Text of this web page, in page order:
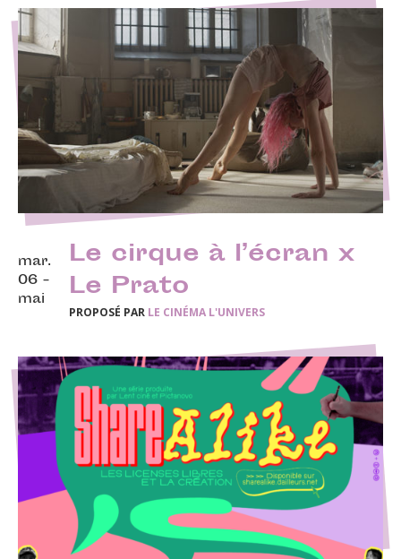
mar.
06 -
mai
Le cirque à l’écran x
Le Prato
PROPOSÉ PAR LE CINÉMA L'UNIVERS